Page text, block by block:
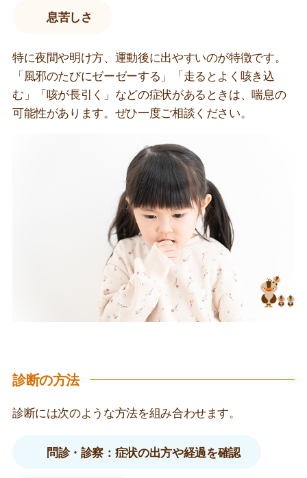
息苦しさ
特に夜間や明け方、運動後に出やすいのが特徴です。
「風邪のたびにゼーゼーする」「走るとよく咳き込
む」「咳が長引く」などの症状があるときは、喘息の
可能性があります。ぜひ一度ご相談ください。
診断の方法
診断には次のような方法を組み合わせます。
問診・診察：症状の出方や経過を確認